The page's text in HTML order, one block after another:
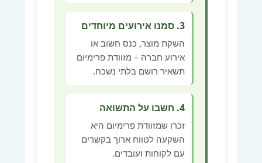
3. סמנו אירועים מיוחדים
השקת מוצר, כנס חשוב או
אירוע חברה – מזוודת פרימיום
תשאיר רושם בלתי נשכח.
4. חשבו על התשואה
זכרו שמזוודת פרימיום היא
השקעה לטווח ארוך בקשרים
עם לקוחות ועובדים.